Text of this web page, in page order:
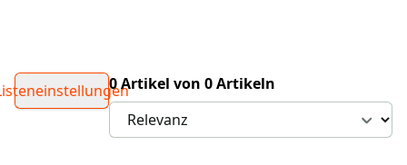
0 Artikel von 0 Artikeln